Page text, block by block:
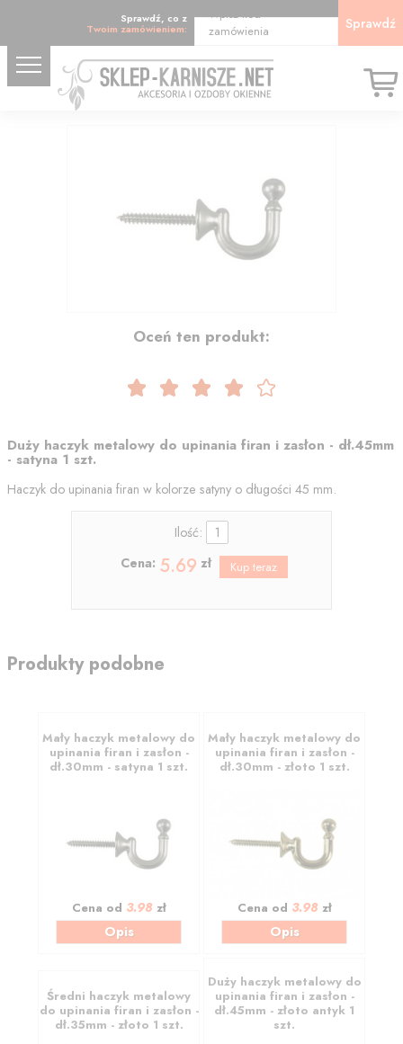
Sprawdź, co z
Twoim zamówieniem:
Wpisz kod
zamówienia
Sprawdź
Oceń ten produkt:
Duży haczyk metalowy do upinania firan i zasłon - dł.45mm
- satyna 1 szt.
Haczyk do upinania firan w kolorze satyny o długości 45 mm.
Ilość:
Cena: 5.69 zł
Produkty podobne
Mały haczyk metalowy do
upinania firan i zasłon -
dł.30mm - satyna 1 szt.
Cena od 3.98zł
Opis
Mały haczyk metalowy do
upinania firan i zasłon -
dł.30mm - złoto 1 szt.
Cena od 3.98zł
Opis
Średni haczyk metalowy
do upinania firan i zasłon -
dł.35mm - złoto 1 szt.
Duży haczyk metalowy do
upinania firan i zasłon -
dł.45mm - złoto antyk 1
szt.